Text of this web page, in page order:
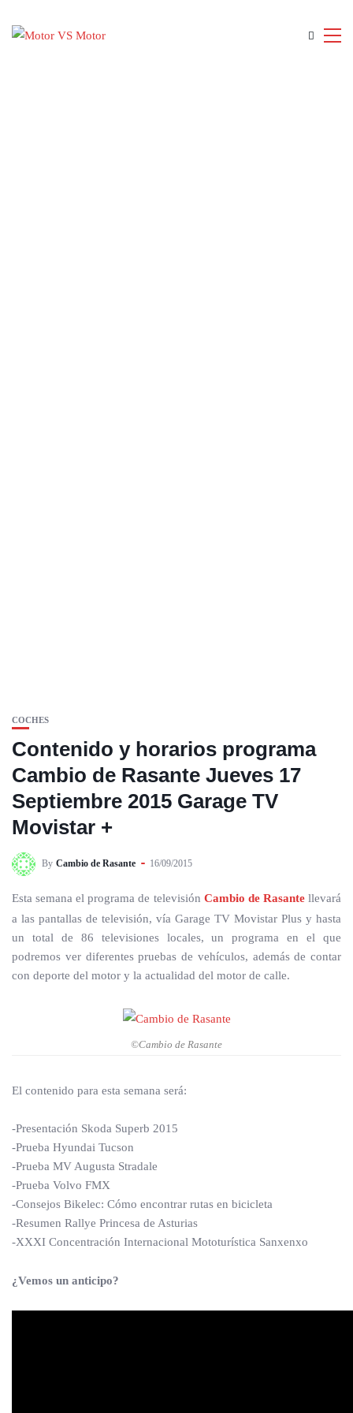
COCHES
Contenido y horarios programa
Cambio de Rasante Jueves 17
Septiembre 2015 Garage TV
Movistar +
By Cambio de Rasante 16/09/2015
Esta semana el programa de televisión Cambio de Rasantellevará
a las pantallas de televisión, vía Garage TV Movistar Plus y hasta
un total de 86 televisiones locales, un programa en el que
podremos ver diferentes pruebas de vehículos, además de contar
con deporte del motor y la actualidad del motor de calle.
©Cambio de Rasante
El contenido para esta semana será:
-Presentación Skoda Superb 2015
-Prueba Hyundai Tucson
-Prueba MV Augusta Stradale
-Prueba Volvo FMX
-Consejos Bikelec: Cómo encontrar rutas en bicicleta
-Resumen Rallye Princesa de Asturias
-XXXI Concentración Internacional Mototurística Sanxenxo
¿Vemos un anticipo?